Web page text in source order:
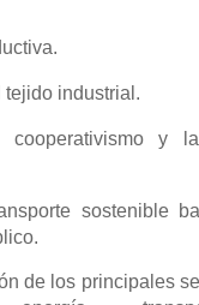
tejido industrial.
cooperativismo y
sostenible
de los principales